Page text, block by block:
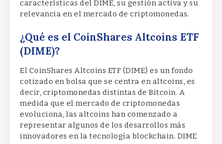
características del DIME, su gestión activa y su
relevancia en el mercado de criptomonedas.
¿Qué es el CoinShares Altcoins ETF
(DIME)?
El CoinShares Altcoins ETF (DIME) es un fondo
cotizado en bolsa que se centra en altcoins, es
decir, criptomonedas distintas de Bitcoin. A
medida que el mercado de criptomonedas
evoluciona, las altcoins han comenzado a
representar algunos de los desarrollos más
innovadores en la tecnología blockchain. DIME